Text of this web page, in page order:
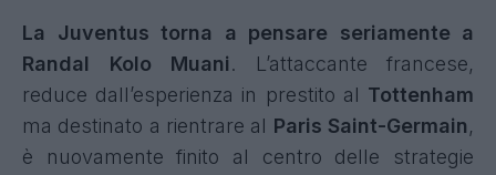
La Juventus torna a pensare seriamente a
Randal Kolo Muani. L’attaccante francese,
reduce dall’esperienza in prestito al Tottenham
ma destinato a rientrare al Paris Saint-Germain,
è nuovamente finito al centro delle strategie